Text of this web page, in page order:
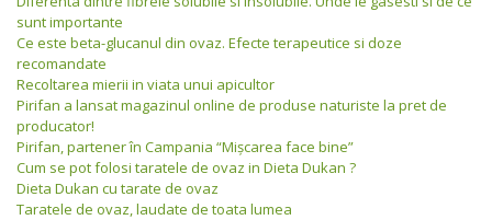
sunt importante
Ce este beta-glucanul din ovaz. Efecte terapeutice si doze
recomandate
Recoltarea mierii in viata unui apicultor
Pirifan a lansat magazinul online de produse naturiste la pret de
producator!
Pirifan, partener în Campania “Mişcarea face bine”
Cum se pot folosi taratele de ovaz in Dieta Dukan ?
Dieta Dukan cu tarate de ovaz
Taratele de ovaz, laudate de toata lumea